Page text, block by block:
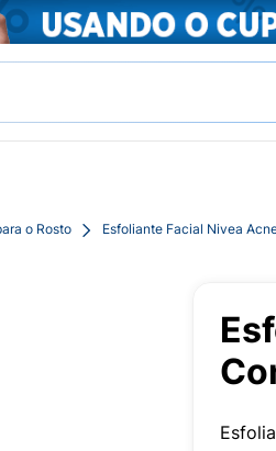
o Rosto Esfoliante Facial Nivea